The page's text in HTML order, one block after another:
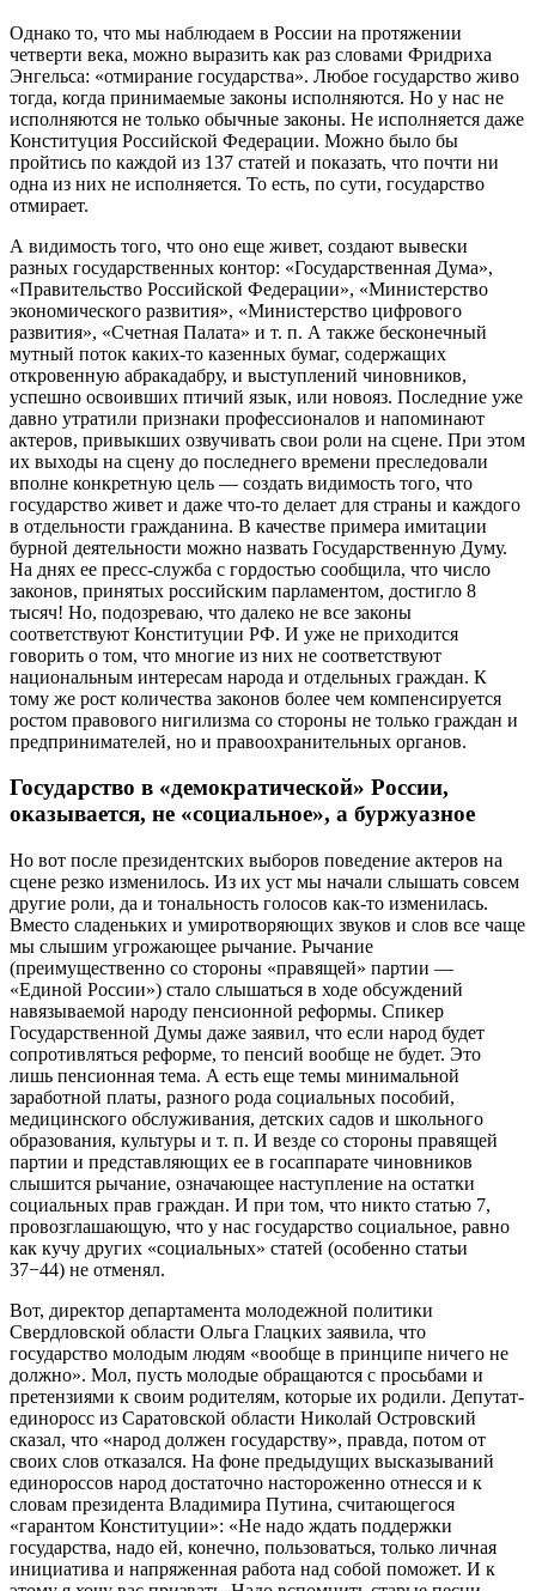
Однако то, что мы наблюдаем в России на протяжении
четверти века, можно выразить как раз словами Фридриха
Энгельса: «отмирание государства». Любое государство живо
тогда, когда принимаемые законы исполняются. Но у нас не
исполняются не только обычные законы. Не исполняется даже
Конституция Российской Федерации. Можно было бы
пройтись по каждой из 137 статей и показать, что почти ни
одна из них не исполняется. То есть, по сути, государство
отмирает.
А видимость того, что оно еще живет, создают вывески
разных государственных контор: «Государственная Дума»,
«Правительство Российской Федерации», «Министерство
экономического развития», «Министерство цифрового
развития», «Счетная Палата» и т. п. А также бесконечный
мутный поток каких-то казенных бумаг, содержащих
откровенную абракадабру, и выступлений чиновников,
успешно освоивших птичий язык, или новояз. Последние уже
давно утратили признаки профессионалов и напоминают
актеров, привыкших озвучивать свои роли на сцене. При этом
их выходы на сцену до последнего времени преследовали
вполне конкретную цель — создать видимость того, что
государство живет и даже что-то делает для страны и каждого
в отдельности гражданина. В качестве примера имитации
бурной деятельности можно назвать Государственную Думу.
На днях ее пресс-служба с гордостью сообщила, что число
законов, принятых российским парламентом, достигло 8
тысяч! Но, подозреваю, что далеко не все законы
соответствуют Конституции РФ. И уже не приходится
говорить о том, что многие из них не соответствуют
национальным интересам народа и отдельных граждан. К
тому же рост количества законов более чем компенсируется
ростом правового нигилизма со стороны не только граждан и
предпринимателей, но и правоохранительных органов.
Государство в «демократической» России,
оказывается, не «социальное», а буржуазное
Но вот после президентских выборов поведение актеров на
сцене резко изменилось. Из их уст мы начали слышать совсем
другие роли, да и тональность голосов как-то изменилась.
Вместо сладеньких и умиротворяющих звуков и слов все чаще
мы слышим угрожающее рычание. Рычание
(преимущественно со стороны «правящей» партии —
«Единой России») стало слышаться в ходе обсуждений
навязываемой народу пенсионной реформы. Спикер
Государственной Думы даже заявил, что если народ будет
сопротивляться реформе, то пенсий вообще не будет. Это
лишь пенсионная тема. А есть еще темы минимальной
заработной платы, разного рода социальных пособий,
медицинского обслуживания, детских садов и школьного
образования, культуры и т. п. И везде со стороны правящей
партии и представляющих ее в госаппарате чиновников
слышится рычание, означающее наступление на остатки
социальных прав граждан. И при том, что никто статью 7,
провозглашающую, что у нас государство социальное, равно
как кучу других «социальных» статей (особенно статьи
37−44) не отменял.
Вот, директор департамента молодежной политики
Свердловской области Ольга Глацких заявила, что
государство молодым людям «вообще в принципе ничего не
должно». Мол, пусть молодые обращаются с просьбами и
претензиями к своим родителям, которые их родили. Депутат-
единоросс из Саратовской области Николай Островский
сказал, что «народ должен государству», правда, потом от
своих слов отказался. На фоне предыдущих высказываний
единороссов народ достаточно настороженно отнесся и к
словам президента Владимира Путина, считающегося
«гарантом Конституции»: «Не надо ждать поддержки
государства, надо ей, конечно, пользоваться, только личная
инициатива и напряженная работа над собой поможет. И к